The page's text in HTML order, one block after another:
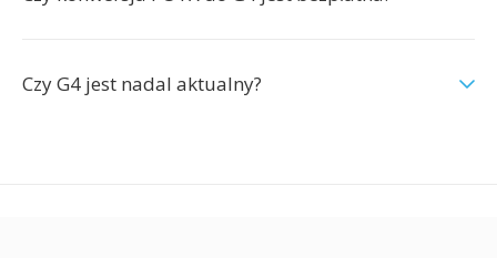
Czy G4 jest nadal aktualny?